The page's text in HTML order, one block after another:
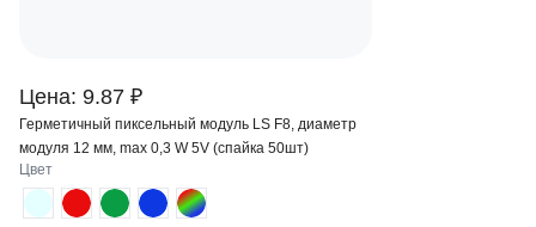
Цена: 9.87 ₽
Герметичный пиксельный модуль LS F8, диаметр
модуля 12 мм, max 0,3 W 5V (спайка 50шт)
Цвет